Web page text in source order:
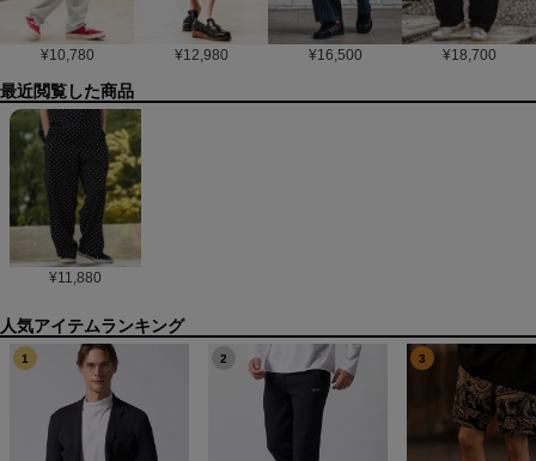
¥10,780 ¥12,980 ¥16,500 ¥18,700
最近閲覧した商品
¥11,880
1 2 3